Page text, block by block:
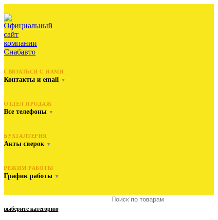
СВЯЗАТЬСЯ С НАМИ
Контакты и email ▼
ОТДЕЛ ПРОДАЖ
Все телефоны ▼
БУХГАЛТЕРИЯ
Акты сверок ▼
РЕЖИМ РАБОТЫ
График работы ▼
выберите категорию